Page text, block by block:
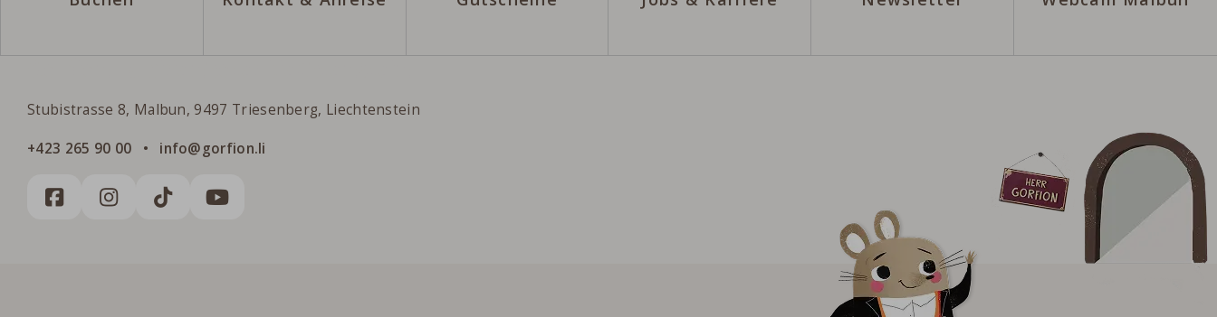
Stubistrasse 8, Malbun, 9497 Triesenberg, Liechtenstein
+423 265 90 00
info@gorfion.li